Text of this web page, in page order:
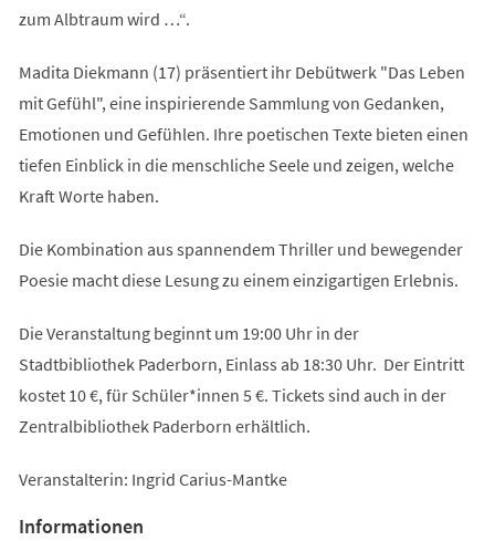
zum Albtraum wird …“.
Madita Diekmann (17) präsentiert ihr Debütwerk "Das Leben
mit Gefühl", eine inspirierende Sammlung von Gedanken,
Emotionen und Gefühlen. Ihre poetischen Texte bieten einen
tiefen Einblick in die menschliche Seele und zeigen, welche
Kraft Worte haben.
Die Kombination aus spannendem Thriller und bewegender
Poesie macht diese Lesung zu einem einzigartigen Erlebnis.
Die Veranstaltung beginnt um 19:00 Uhr in der
Stadtbibliothek Paderborn, Einlass ab 18:30 Uhr. Der Eintritt
kostet 10 €, für Schüler*innen 5 €. Tickets sind auch in der
Zentralbibliothek Paderborn erhältlich.
Veranstalterin: Ingrid Carius-Mantke
Informationen